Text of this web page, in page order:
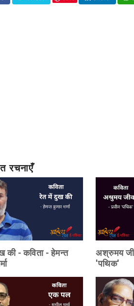
रचनाएँ
की - कविता - हेमन्त
अश्रुमय
'पथिक'